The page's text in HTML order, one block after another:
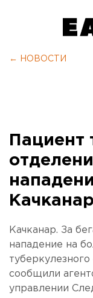
← НОВОСТИ
Пациент
Качканар. За
нападение на
сообщили
управлении